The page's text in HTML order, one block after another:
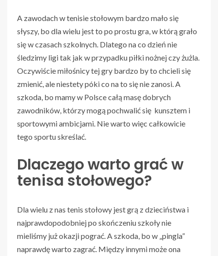
A zawodach w tenisie stołowym bardzo mało się
słyszy, bo dla wielu jest to po prostu gra, w którą grało
się w czasach szkolnych. Dlatego na co dzień nie
śledzimy ligi tak jak w przypadku piłki nożnej czy żużla.
Oczywiście miłośnicy tej gry bardzo by to chcieli się
zmienić, ale niestety póki co na to się nie zanosi. A
szkoda, bo mamy w Polsce całą masę dobrych
zawodników, którzy mogą pochwalić się kunsztem i
sportowymi ambicjami. Nie warto więc całkowicie
tego sportu skreślać.
Dlaczego warto grać w
tenisa stołowego?
Dla wielu z nas tenis stołowy jest grą z dzieciństwa i
najprawdopodobniej po skończeniu szkoły nie
mieliśmy już okazji pograć. A szkoda, bo w „pingla”
naprawdę warto zagrać. Między innymi może ona